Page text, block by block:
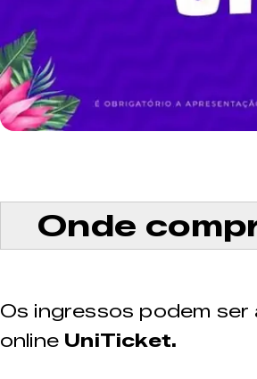
Onde
Os ingressos podem
online UniTicket.